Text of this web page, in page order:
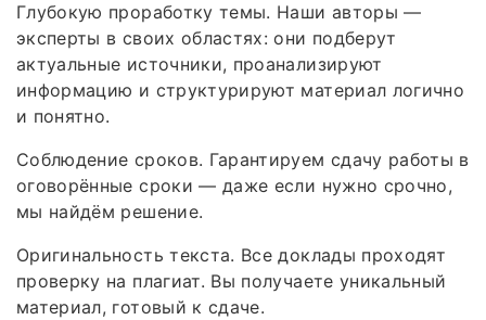
Глубокую проработку темы. Наши авторы —
эксперты в своих областях: они подберут
актуальные источники, проанализируют
информацию и структурируют материал логично
и понятно.
Соблюдение сроков. Гарантируем сдачу работы в
оговорённые сроки — даже если нужно срочно,
мы найдём решение.
Оригинальность текста. Все доклады проходят
проверку на плагиат. Вы получаете уникальный
материал, готовый к сдаче.